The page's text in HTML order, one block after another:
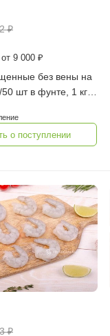
₽
от 9 000 ₽
без вены на
шт в фунте, 1 кг
о поступлении
₽